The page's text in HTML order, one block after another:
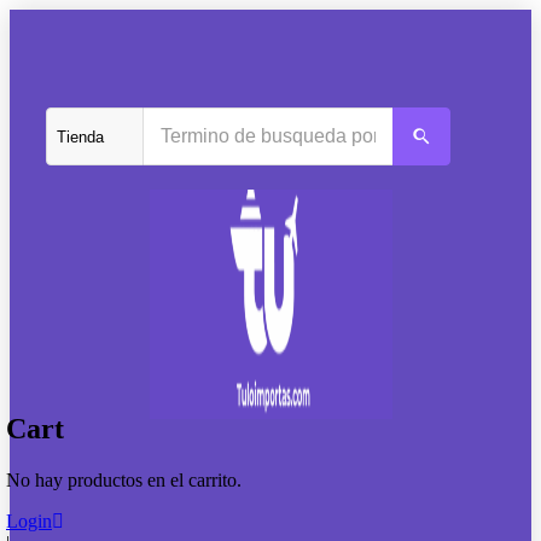
Cart
No hay productos en el carrito.
Login